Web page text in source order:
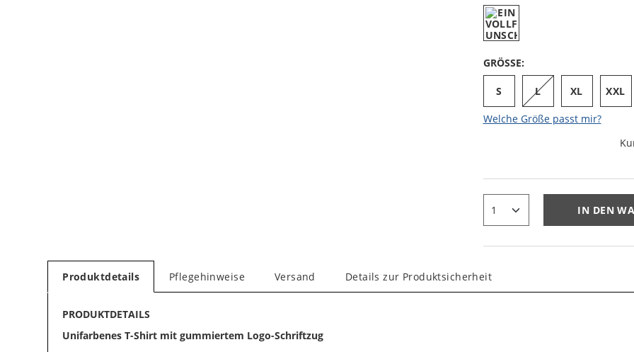
GRÖSSE:
S L XL XXL
Welche Größe passt mir?
IN DEN
Produktdetails Pflegehinweise Versand Details zur Produktsicherheit
PRODUKTDETAILS
Unifarbenes T-Shirt mit gummiertem Logo-Schriftzug